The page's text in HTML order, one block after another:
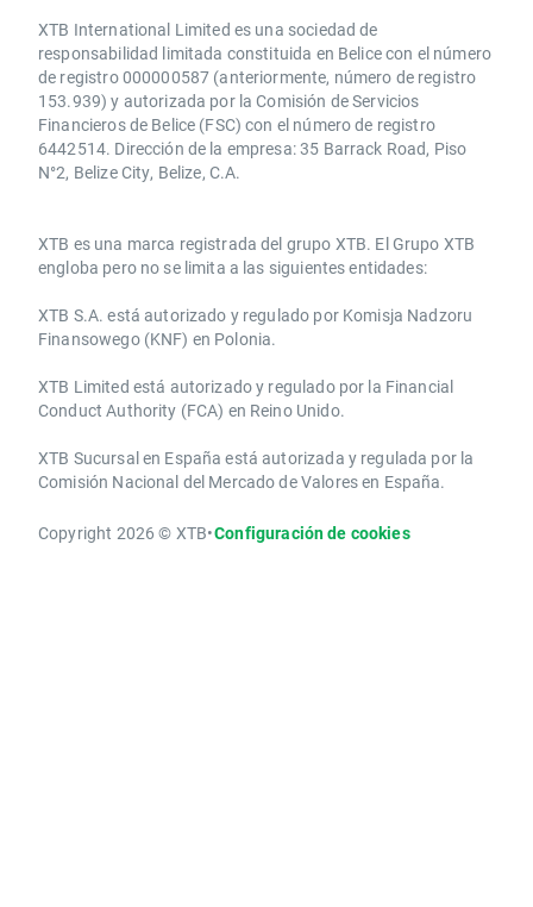
XTB International Limited es una sociedad de
responsabilidad limitada constituida en Belice con el número
de registro 000000587 (anteriormente, número de registro
153.939) y autorizada por la Comisión de Servicios
Financieros de Belice (FSC) con el número de registro
6442514. Dirección de la empresa: 35 Barrack Road, Piso
N°2, Belize City, Belize, C.A.
​​XTB es una marca registrada del grupo XTB. El Grupo XTB
engloba pero no se limita a las siguientes entidades:
XTB S.A.​ está autorizado y regulado por Komisja Nadzoru
Finansowego (KNF) ​en Polonia.
XTB Limited ​está autorizado y regulado por la ​Financial
Conduct Authority ​(FCA) en ​​Reino Unido.
XTB Sucursal en España está autorizada y regulada por la
Comisión Nacional del Mercado de Valores en España.
Copyright 2026 © XTB•Configuración de cookies